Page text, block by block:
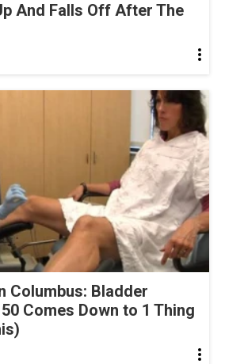
And Falls Off After The
Columbus: Bladder
Comes Down to 1 Thing